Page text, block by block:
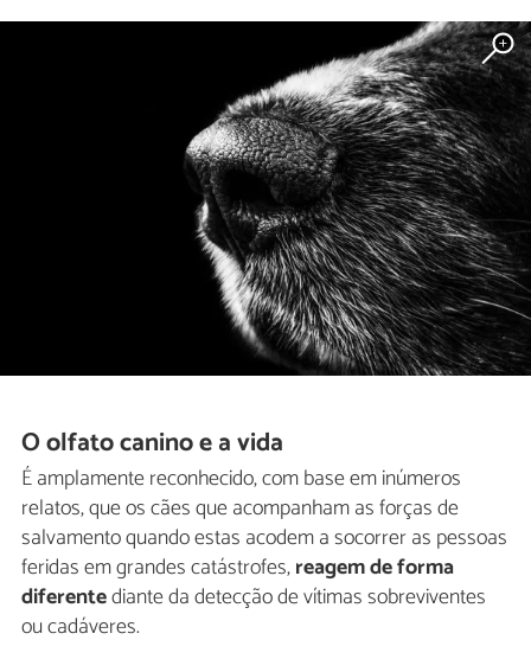
O olfato canino e a vida
É amplamente reconhecido, com base em inúmeros
relatos, que os cães que acompanham as forças de
salvamento quando estas acodem a socorrer as pessoas
feridas em grandes catástrofes,reagem de forma
diferentediante da detecção de vítimas sobreviventes
ou cadáveres.